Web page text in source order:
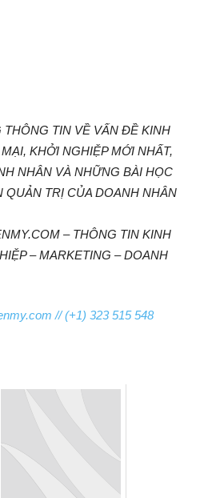
THÔNG TIN VỀ VẤN ĐỀ KINH
KHỞI NGHIỆP MỚI NHẤT,
NHÂN VÀ NHỮNG BÀI HỌC
QUẢN TRỊ CỦA DOANH NHÂN
– THÔNG TIN KINH
– MARKETING – DOANH
// (+1) 323 515 548